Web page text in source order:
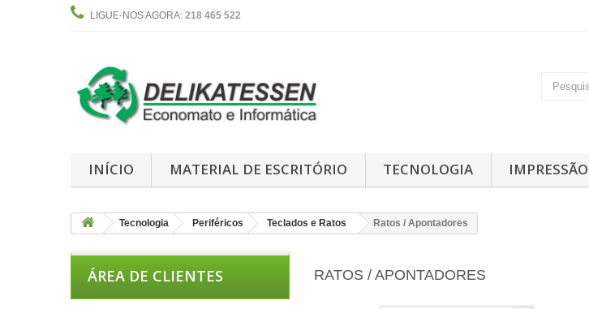
LIGUE-NOS AGORA: 218 465 522
INÍCIO MATERIAL DE ESCRITÓRIO TECNOLOGIA IMPRESSÃO
Tecnologia Periféricos Teclados e Ratos Ratos / Apontadores
ÁREA DE CLIENTES RATOS / APONTADORES